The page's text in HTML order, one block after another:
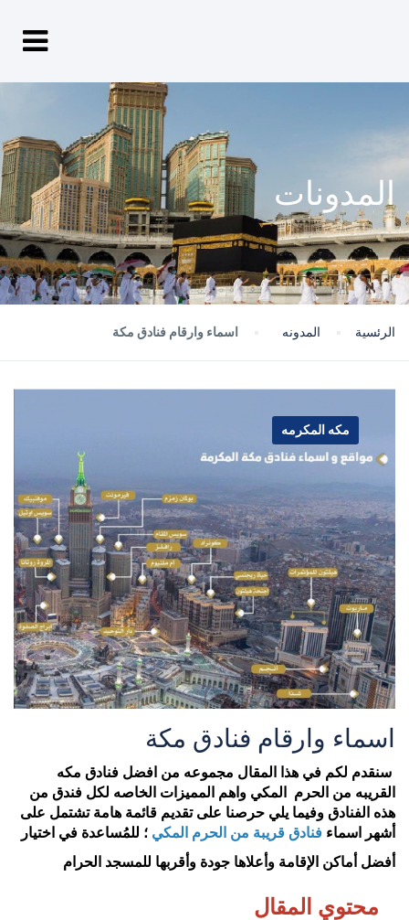
المدونات
الرئسية المدونه اسماء وارقام فنادق مكة
مكه المكرمه
اسماء وارقام فنادق مكة
سنقدم لكم في هذا المقال مجموعه من افضل فنادق مكه
القريبه من الحرم المكي واهم المميزات الخاصه لكل فندق من
هذه الفنادق وفيما يلي حرصنا على تقديم قائمة هامة تشتمل على
أشهر اسماء فنادق قريبة من الحرم المكي ؛ للمُساعدة في اختيار
أفضل أماكن الإقامة وأعلاها جودة وأقربها للمسجد الحرام
محتوي المقال